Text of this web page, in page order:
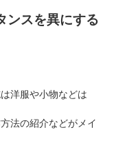
ンスを異にする
洋服や小物などは
法の紹介などがメイ